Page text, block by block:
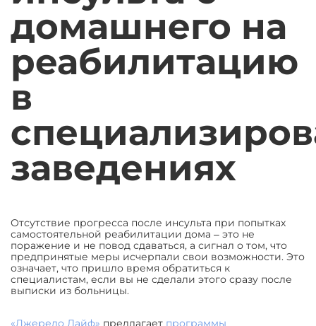
домашнего на
реабилитацию
в
заведениях
Отсутствие прогресса после инсульта при попытках
самостоятельной реабилитации дома ‒ это не
поражение и не повод сдаваться, а сигнал о том, что
предпринятые меры исчерпали свои возможности. Это
означает, что пришло время обратиться к
специалистам, если вы не сделали этого сразу после
выписки из больницы.
«Джерело Лайф» предлагает программы